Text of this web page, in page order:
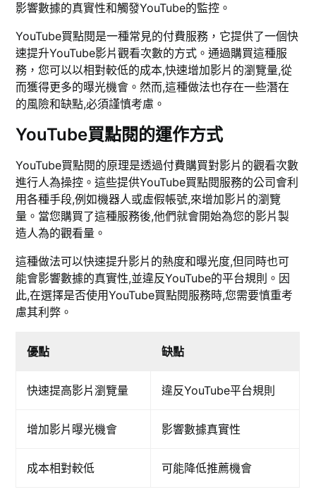
影響數據的真實性和觸發YouTube的監控。
YouTube買點閱是一種常見的付費服務，它提供了一個快
速提升YouTube影片觀看次數的方式。通過購買這種服
務，您可以以相對較低的成本,快速增加影片的瀏覽量,從
而獲得更多的曝光機會。然而,這種做法也存在一些潛在
的風險和缺點,必須謹慎考慮。
YouTube買點閱的運作方式
YouTube買點閱的原理是透過付費購買對影片的觀看次數
進行人為操控。這些提供YouTube買點閱服務的公司會利
用各種手段,例如機器人或虛假帳號,來增加影片的瀏覽
量。當您購買了這種服務後,他們就會開始為您的影片製
造人為的觀看量。
這種做法可以快速提升影片的熱度和曝光度,但同時也可
能會影響數據的真實性,並違反YouTube的平台規則。因
此,在選擇是否使用YouTube買點閱服務時,您需要慎重考
慮其利弊。
優點 缺點
快速提高影片瀏覽量 違反YouTube平台規則
增加影片曝光機會 影響數據真實性
成本相對較低 可能降低推薦機會